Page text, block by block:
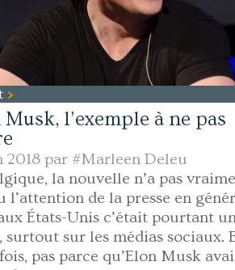
l’exemple à ne pas
2018 par #Marleen Deleu
la nouvelle n’a pas
l’attention de la presse en
États-Unis c’était pourtant
surtout sur les médias sociaux.
pas parce qu’Elon Musk